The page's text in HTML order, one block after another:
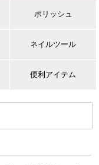
ポリッシュ
ネイルツール
便利アイテム